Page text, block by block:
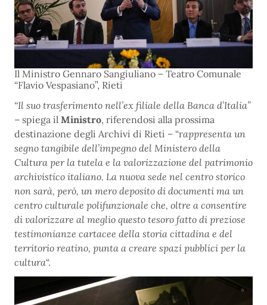
Il Ministro Gennaro Sangiuliano – Teatro Comunale
“Flavio Vespasiano”, Rieti
“Il suo trasferimento nell’ex filiale della Banca d’Italia”
– spiega il Ministro, riferendosi alla prossima
destinazione degli Archivi di Rieti – “rappresenta un
segno tangibile dell’impegno del Ministero della
Cultura per la tutela e la valorizzazione del patrimonio
archivistico italiano. La nuova sede nel centro storico
non sarà, però, un mero deposito di documenti ma un
centro culturale polifunzionale che, oltre a consentire
di valorizzare al meglio questo tesoro fatto di preziose
testimonianze cartacee della storia cittadina e del
territorio reatino, punta a creare spazi pubblici per la
cultura“.